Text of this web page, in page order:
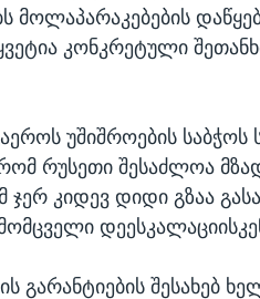
მოლაპარაკებების
კონკრეტული
უშიშროების საბჭოს
რუსეთი შესაძლოა მზად
ჯერ კიდევ დიდი გზაა
გარანტიების შესახებ